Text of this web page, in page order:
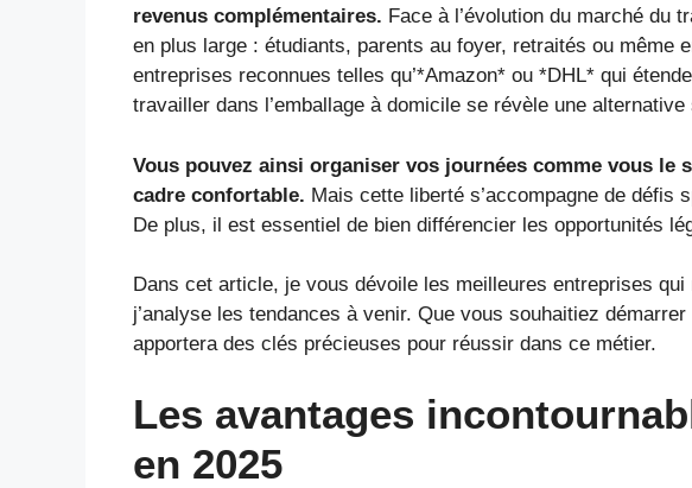
revenus complémentaires. Face à l’évolution du marché du
en plus large : étudiants, parents au foyer, retraités ou même
entreprises reconnues telles qu’*Amazon* ou *DHL* qui
travailler dans l’emballage à domicile se révèle une
Vous pouvez ainsi organiser vos journées comme vous
cadre confortable. Mais cette liberté s’accompagne de défis
De plus, il est essentiel de bien différencier les opportunités
Dans cet article, je vous dévoile les meilleures entreprises
j’analyse les tendances à venir. Que vous souhaitiez
apportera des clés précieuses pour réussir dans ce métier.
Les avantages
en 2025